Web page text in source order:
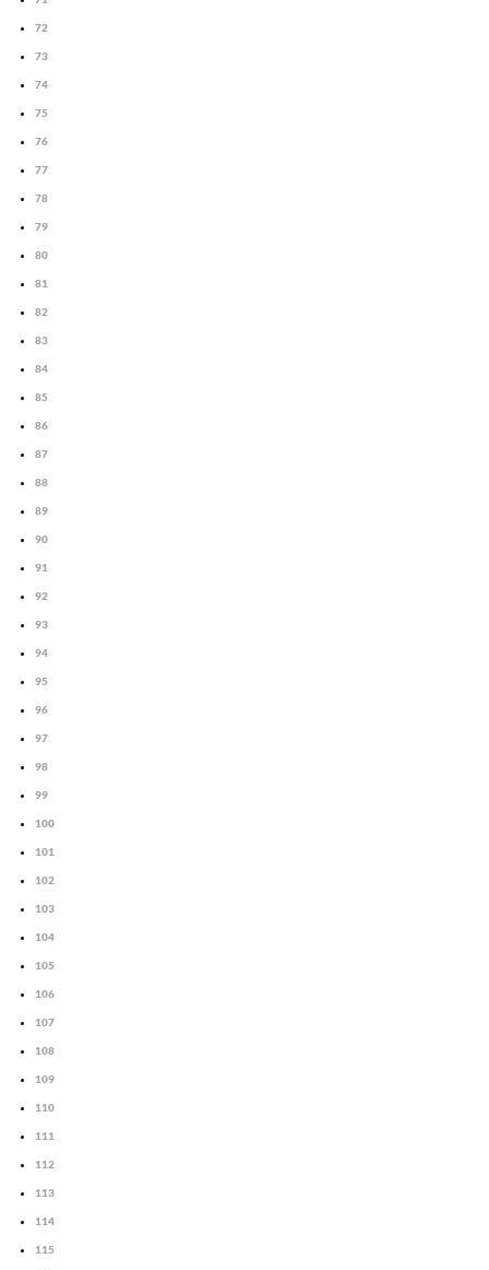
72
73
74
75
76
77
78
79
80
81
82
83
84
85
86
87
88
89
90
91
92
93
94
95
96
97
98
99
100
101
102
103
104
105
106
107
108
109
110
111
112
113
114
115